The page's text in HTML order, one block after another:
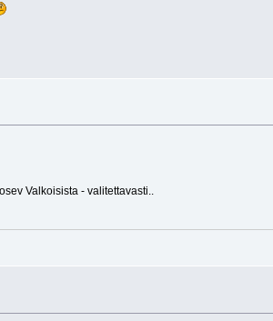
Valkoisista - valitettavasti..